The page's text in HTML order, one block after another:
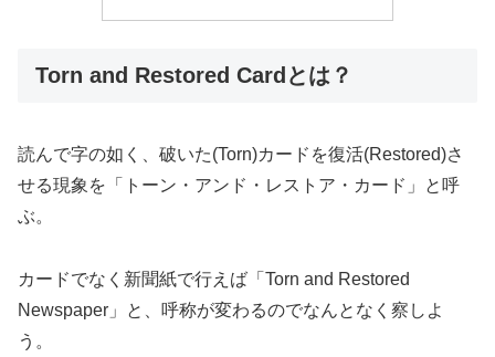
Torn and Restored Cardとは？
読んで字の如く、破いた(Torn)カードを復活(Restored)さ
せる現象を「トーン・アンド・レストア・カード」と呼
ぶ。
カードでなく新聞紙で行えば「Torn and Restored
Newspaper」と、呼称が変わるのでなんとなく察しよ
う。